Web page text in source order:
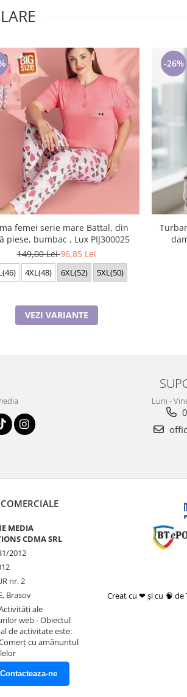
femei serie mare Battal, din
piese, bumbac , Lux PIJ300025
149,00 Lei96,85 Lei
4XL(48) 6XL(52) 5XL(50)
VEZI VARIANTE
-26%
Luni -
MEDIA
CDMA SRL
2012
nr. 2
Brasov
ale
web - Obiectul
de activitate este:
cu amănuntul
Contacteaza-ne
Creat cu ❤ și cu 🧠 de